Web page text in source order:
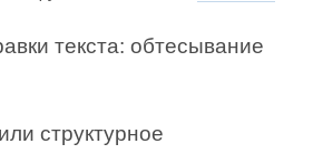
текста: обтесывание
структурное